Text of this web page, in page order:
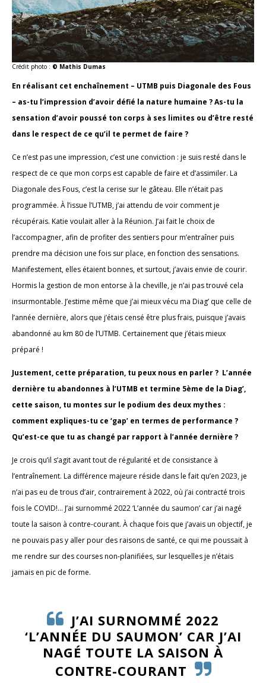
Crédit photo : © Mathis Dumas
En réalisant cet enchaînement – UTMB puis Diagonale des Fous
– as-tu l’impression d’avoir défié la nature humaine ? As-tu la
sensation d’avoir poussé ton corps à ses limites ou d’être resté
dans le respect de ce qu’il te permet de faire ?
Ce n’est pas une impression, c’est une conviction : je suis resté dans le
respect de ce que mon corps est capable de faire et d’assimiler. La
Diagonale des Fous, c’est la cerise sur le gâteau. Elle n’était pas
programmée. À l’issue l’UTMB, j’ai attendu de voir comment je
récupérais. Katie voulait aller à la Réunion. J’ai fait le choix de
l’accompagner, afin de profiter des sentiers pour m’entraîner puis
prendre ma décision une fois sur place, en fonction des sensations.
Manifestement, elles étaient bonnes, et surtout, j’avais envie de courir.
Hormis la gestion de mon entorse à la cheville, je n’ai pas trouvé cela
insurmontable. J’estime même que j’ai mieux vécu ma Diag’ que celle de
l’année dernière, alors que j’étais censé être plus frais, puisque j’avais
abandonné au km 80 de l’UTMB. Certainement que j’étais mieux
préparé !
Justement, cette préparation, tu peux nous en parler ? L’année
dernière tu abandonnes à l’UTMB et termine 5ème de la Diag’,
cette saison, tu montes sur le podium des deux mythes :
comment expliques-tu ce ‘gap’ en termes de performance ?
Qu’est-ce que tu as changé par rapport à l’année dernière ?
Je crois qu’il s’agit avant tout de régularité et de consistance à
l’entraînement. La différence majeure réside dans le fait qu’en 2023, je
n’ai pas eu de trous d’air, contrairement à 2022, où j’ai contracté trois
fois le COVID!... J’ai surnommé 2022 ‘L’année du saumon’ car j’ai nagé
toute la saison à contre-courant. À chaque fois que j’avais un objectif, je
ne pouvais pas y aller pour des raisons de santé, ce qui me poussait à
me rendre sur des courses non-planifiées, sur lesquelles je n’étais
jamais en pic de forme.
J’AI SURNOMMÉ 2022
‘L’ANNÉE DU SAUMON’ CAR J’AI
NAGÉ TOUTE LA SAISON À
CONTRE-COURANT